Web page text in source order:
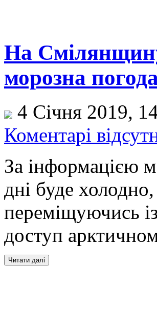
На
морозна
4 Січня 2019,
Коментарі
За інформацією
дні буде
переміщуючись
доступ